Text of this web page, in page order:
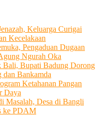
Keluarga Curigai
Kecelakaan
Pengaduan Dugaan
Ngurah Oka
Bupati Badung Dorong
dan Bankamda
Ketahanan Pangan
Daya
Masalah, Desa di Bangli
ke PDAM